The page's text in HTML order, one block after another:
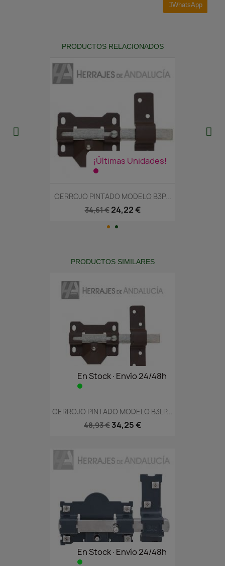
WhatsApp
PRODUCTOS RELACIONADOS
¡Últimas Unidades!
CERROJO PINTADO MODELO B3P...
34,61 € 24,22 €
PRODUCTOS SIMILARES
En Stock·Envío 24/48h
CERROJO PINTADO MODELO B3LP...
48,93 € 34,25 €
En Stock·Envío 24/48h